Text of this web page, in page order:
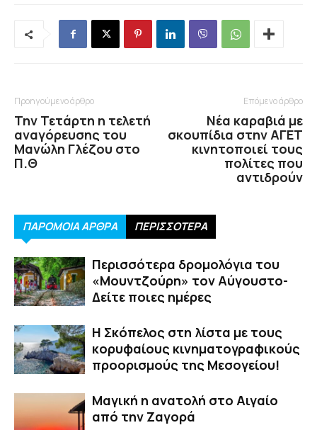
Προηγούμενο άρθρο
Την Τετάρτη η τελετή
αναγόρευσης του
Μανώλη Γλέζου στο
Π.Θ
Επόμενο άρθρο
Νέα καραβιά με
σκουπίδια στην ΑΓΕΤ
κινητοποιεί τους
πολίτες που
αντιδρούν
ΠΑΡΟΜΟΙΑ ΑΡΘΡΑ ΠΕΡΙΣΣΟΤΕΡΑ
Περισσότερα δρομολόγια του
«Μουντζούρη» τον Αύγουστο-
Δείτε ποιες ημέρες
Η Σκόπελος στη λίστα με τους
κορυφαίους κινηματογραφικούς
προορισμούς της Μεσογείου!
Μαγική η ανατολή στο Αιγαίο
από την Ζαγορά